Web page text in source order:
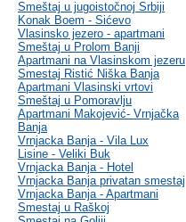
Smeštaj u jugoistočnoj Srbiji
Konak Boem - Sićevo
Vlasinsko jezero - apartmani
Smeštaj u Prolom Banji
Apartmani na Vlasinskom jezeru
Smestaj Ristić Niška Banja
Apartmani Vlasinski vrtovi
Smeštaj u Pomoravlju
Apartmani Makojević- Vrnjačka
Banja
Vrnjacka Banja - Vila Lux
Lisine - Veliki Buk
Vrnjacka Banja - Hotel
Vrnjacka Banja privatan smestaj
Vrnjacka Banja - Apartmani
Smestaj u Raškoj